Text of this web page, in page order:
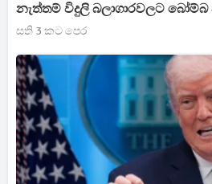
නැත්තම් විදුලි බලාගාරවලට බෝම්බ
ඉතුරු කරන් නෑ - ට්‍රම්ප් යකා නටයි
සති 3 කට පෙර